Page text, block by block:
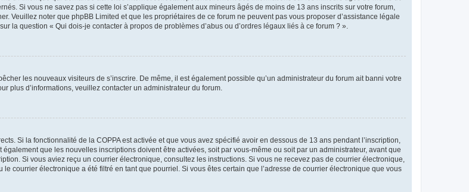
Si vous ne savez pas si cette loi s’applique également aux mineurs âgés de moins de 13 ans inscrits sur votre forum,
Veuillez noter que phpBB Limited et que les propriétaires de ce forum ne peuvent pas vous proposer d’assistance légale
la question « Qui dois-je contacter à propos de problèmes d’abus ou d’ordres légaux liés à ce forum ? ».
les nouveaux visiteurs de s’inscrire. De même, il est également possible qu’un administrateur du forum ait banni votre
plus d’informations, veuillez contacter un administrateur du forum.
Si la fonctionnalité de la COPPA est activée et que vous avez spécifié avoir en dessous de 13 ans pendant l’inscription,
que les nouvelles inscriptions doivent être activées, soit par vous-même ou soit par un administrateur, avant que
Si vous aviez reçu un courrier électronique, consultez les instructions. Si vous ne recevez pas de courrier électronique,
courrier électronique a été filtré en tant que pourriel. Si vous êtes certain que l’adresse de courrier électronique que vous